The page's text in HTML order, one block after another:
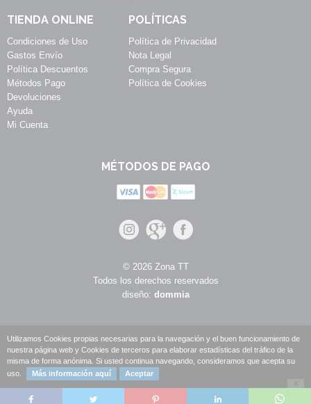
TIENDA ONLINE
Condiciones de Uso
Gastos Envío
Política Descuentos
Métodos Pago
Devoluciones
Ayuda
Mi Cuenta
POLÍTICAS
Política de Privacidad
Nota Legal
Compra Segura
Política de Cookies
MÉTODOS DE PAGO
© 2026 Zona TT
Todos los derechos reservados
diseño: dommia
Utilizamos Cookies propias necesarias para la navegación y el buen funcionamiento de
nuestra página web y Cookies de terceros para elaborar estadísticas del tráfico de la
misma de forma anónima. Si usted continua navegando, consideramos que acepta su
uso.
Más información aquí Aceptar